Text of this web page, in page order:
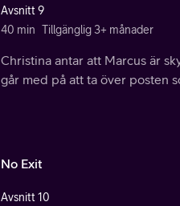
Avsnitt 9
40 min Tillgänglig 3+ månader
Christina antar att Marcus är
går med på att ta över posten
No Exit
Avsnitt 10